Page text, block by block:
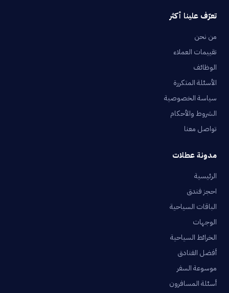
تعرّف علينا أكثر
من نحن
تقييمات العملاء
الوظائف
الأسئلة المتكررة
سياسة الخصوصية
الشروط والأحكام
تواصل معنا
مدونة عطلات
الرئيسية
احجز فندق
الباقات السياحية
الوجهات
الخرائط السياحية
أفضل الفنادق
موسوعة السفر
أسئلة المسافرون